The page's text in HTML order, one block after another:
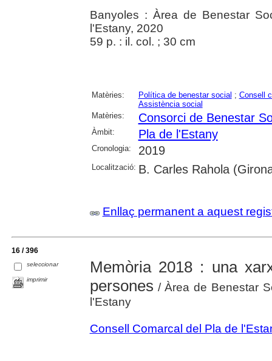
Banyoles : Àrea de Benestar
l'Estany, 2020
59 p. : il. col. ; 30 cm
Matèries: Política de benestar social ; Consell
Assistència social
Matèries:
Consorci de Benestar
Àmbit: Pla de l'Estany
Cronologia: 2019
Localització: B. Carles Rahola
Enllaç permanent a aquest
16 / 396
seleccionar
imprimir
Memòria 2018 : una
persones / Àrea de Benestar
l'Estany
Consell Comarcal del Pla de